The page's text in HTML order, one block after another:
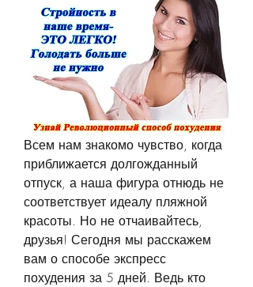
Всем нам знакомо чувство, когда
приближается долгожданный
отпуск, а наша фигура отнюдь не
соответствует идеалу пляжной
красоты. Но не отчаивайтесь,
друзья! Сегодня мы расскажем
вам о способе экспресс
похудения за 5 дней. Ведь кто